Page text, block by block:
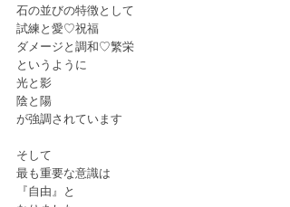
石の並びの特徴として
試練と愛♡祝福
ダメージと調和♡繁栄
というように
光と影
陰と陽
が強調されています
そして
最も重要な意識は
『自由』と